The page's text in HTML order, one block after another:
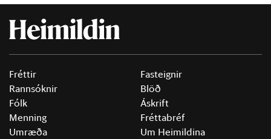
Fréttir
Rannsóknir
Fólk
Menning
Umræða
Fasteignir
Blöð
Áskrift
Fréttabréf
Um Heimildina